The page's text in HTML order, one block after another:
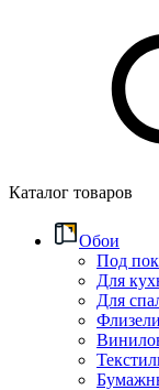
Каталог товаров
Обои
Под
Для
Для